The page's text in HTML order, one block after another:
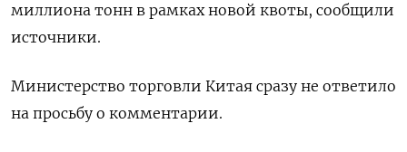
миллиона тонн в рамках новой квоты, сообщили
источники.
Министерство торговли Китая сразу не ответило
на просьбу о комментарии.